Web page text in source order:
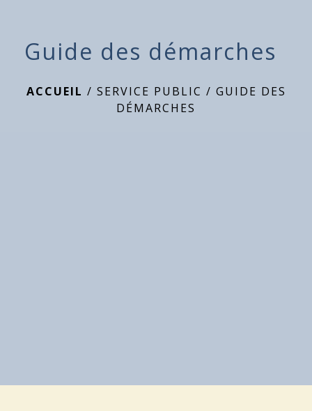
Guide des démarches
ACCUEIL / SERVICE PUBLIC / GUIDE DES
DÉMARCHES